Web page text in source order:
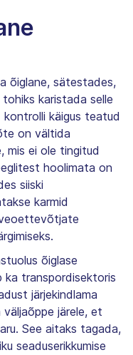
õiglane, sätestades,
karistada selle
käigus teatud
on vältida
mis ei ole tingitud
hoolimata on
siiski
karmid
õiglase
ka transpordisektoris
järjekindlama
järele, et
See aitaks tagada,
seaduserikkumise